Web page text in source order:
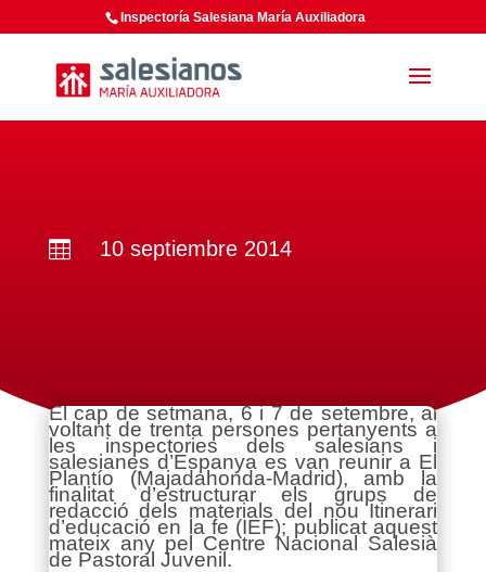
Inspectoría Salesiana María Auxiliadora
 10 septiembre 2014
El cap de setmana, 6 i 7 de setembre, al
voltant de trenta persones pertanyents a
les inspectories dels salesians i
salesianes d’Espanya es van reunir a El
Plantío (Majadahonda-Madrid), amb la
finalitat d’estructurar els grups de
redacció dels materials del nou Itinerari
d’educació en la fe (IEF); publicat aquest
mateix any pel Centre Nacional Salesià
de Pastoral Juvenil.